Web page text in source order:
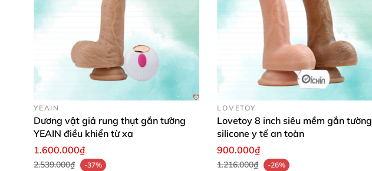
YEAIN
Dương vật giả rung thụt gắn tường
YEAIN điều khiển từ xa
1.600.000₫
2.539.000₫
-37%
LOVETOY
Lovetoy 8 inch siêu mềm gắn tường
silicone y tế an toàn
900.000₫
1.216.000₫
-26%